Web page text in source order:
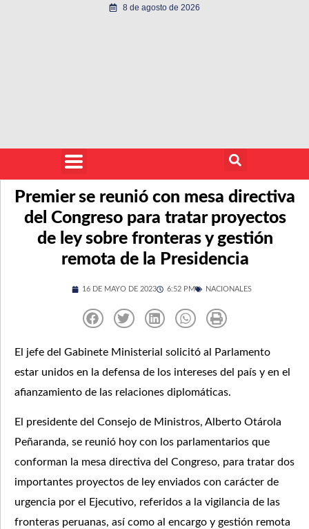
8 de agosto de 2026
Premier se reunió con mesa directiva
del Congreso para tratar proyectos
de ley sobre fronteras y gestión
remota de la Presidencia
16 DE MAYO DE 2023 6:52 PM NACIONALES
El jefe del Gabinete Ministerial solicitó al Parlamento
estar unidos en la defensa de los intereses del país y en el
afianzamiento de las relaciones diplomáticas.
El presidente del Consejo de Ministros, Alberto Otárola
Peñaranda, se reunió hoy con los parlamentarios que
conforman la mesa directiva del Congreso, para tratar dos
importantes proyectos de ley enviados con carácter de
urgencia por el Ejecutivo, referidos a la vigilancia de las
fronteras peruanas, así como al encargo y gestión remota